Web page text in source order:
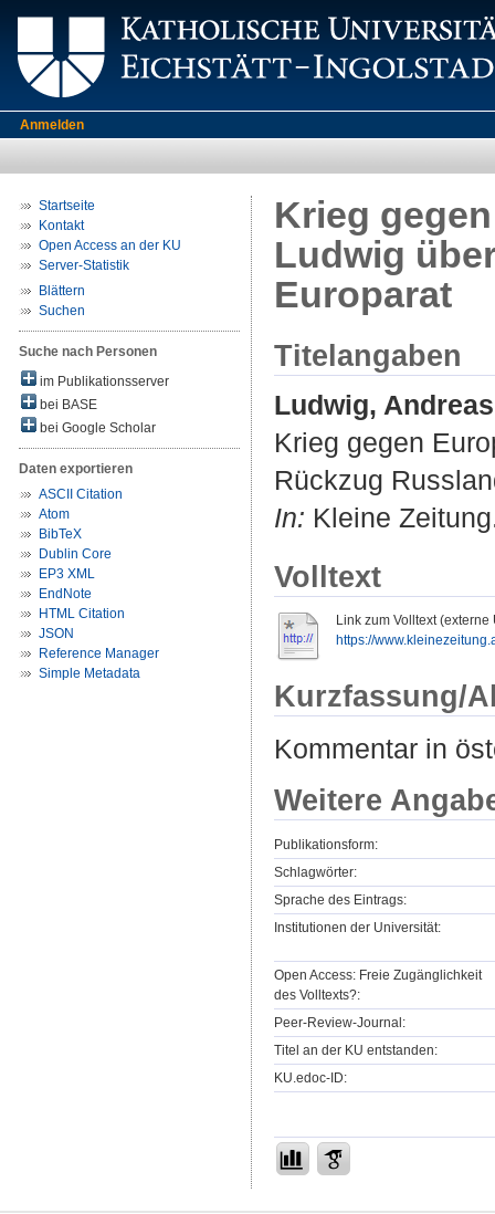
Anmelden
Startseite
Kontakt
Open Access an der KU
Server-Statistik
Blättern
Suchen
Suche nach Personen
im Publikationsserver
bei BASE
bei Google Scholar
Daten exportieren
ASCII Citation
Atom
BibTeX
Dublin Core
EP3 XML
EndNote
HTML Citation
JSON
Reference Manager
Simple Metadata
Krieg
Ludwig
Europarat
Titelangaben
Ludwig,
Krieg gegen
Rückzug
In: Kleine
Volltext
Link zum Volltext (externe
https://
Kurzfassung/
Kommentar in
Weitere
Publikationsform:
Schlagwörter:
Sprache des Eintrags:
Institutionen der Universität:
Open Access: Freie Zugänglichkeit
des Volltexts?:
Peer-Review-Journal:
Titel an der KU entstanden:
KU.edoc-ID: